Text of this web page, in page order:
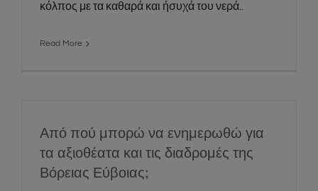
κόλπος με τα καθαρά και ήσυχά του νερά..
Read More
Από πού μπορώ να ενημερωθώ για
τα αξιοθέατα και τις διαδρομές της
Βόρειας Εύβοιας;